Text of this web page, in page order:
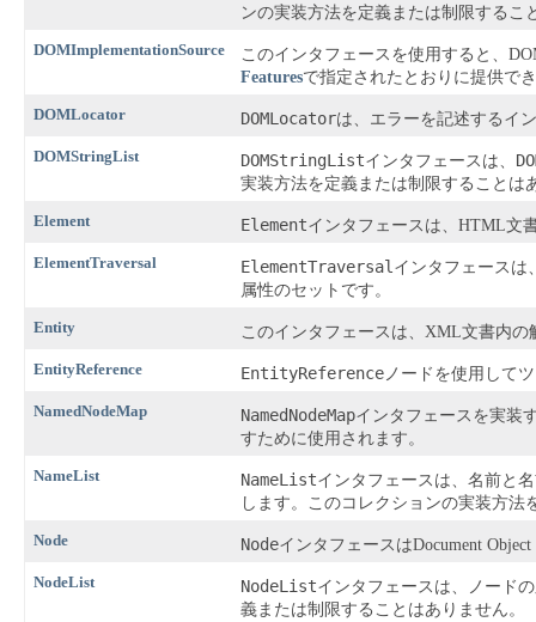
ンの実装方法を定義または制限するこ
DOMImplementationSource
このインタフェースを使用すると、
Featuresで指定されたとおりに提供で
DOMLocator DOMLocatorは、エラーを記述するイ
DOMStringList DOMStringListインタフェースは、
実装方法を定義または制限することは
Element Elementインタフェースは、HTML文
ElementTraversal ElementTraversal インタフェースは
属性のセットです。
Entity このインタフェースは、XML文書内
EntityReference EntityReference ノードを使用して
NamedNodeMap NamedNodeMapインタフェースを実装
すために使用されます。
NameList NameListインタフェースは、名前と
します。このコレクションの実装方
Node NodeインタフェースはDocument
NodeList NodeListインタフェースは、ノード
義または制限することはありません。